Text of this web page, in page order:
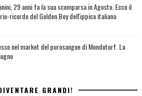
29 anni fa la sua scomparsa in Agosto. Ecco il
ricordo del Golden Boy dell'ippica italiana
nel market del purosangue di Mondoturf. La
GRANDI!